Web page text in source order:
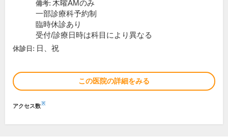
備考: 木曜AMのみ
一部診療科予約制
臨時休診あり
受付/診療日時は科目により異なる
休診日: 日、祝
この医院の詳細をみる
アクセス数※